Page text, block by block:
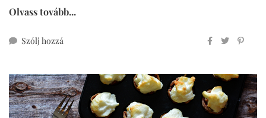
Olvass tovább...
Szólj hozzá